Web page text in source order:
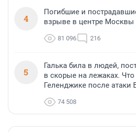
4
Погибшие и
взрыве в центре Москвы
81 096 216
5
Галька била в людей,
в скорые на лежаках.
Геленджике после атаки
74 508